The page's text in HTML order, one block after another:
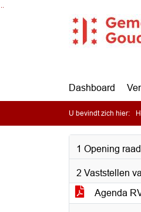
Ga naar de inhoud van deze
Ga naar het zoeken
Ga naar het menu
Dashboard
U bevindt zich hier:
1 Opening
2 Vaststellen
Agenda